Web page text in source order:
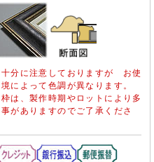
分に注意しておりますが お使
によって色調が異なります。
は、製作時期やロットにより多
がありますのでご了承くださ